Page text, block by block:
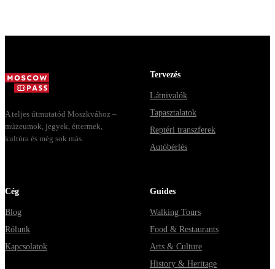
готовый
ко...
собр...
самая
A teljes útmutatód Moszkvához –
múzeumok, jegyek, éttermek,
kultúra és még sok más.
Tervezés
Látnivalók
Tapasztalatok
Reptéri transzferek
Autóbérlés
Cég
Blog
Rólunk
Kapcsolatok
Guides
Walking Tours
Food & Restaurants
Arts & Culture
History & Heritage